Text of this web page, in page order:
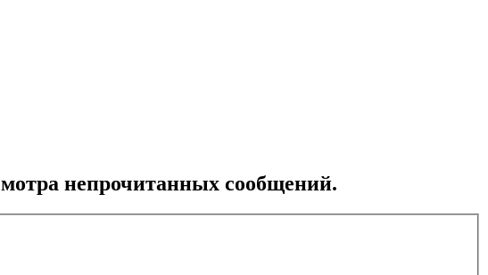
непрочитанных сообщений.